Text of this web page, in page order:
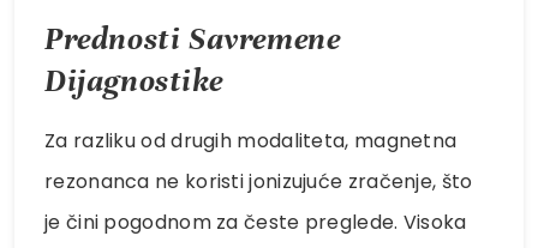
Prednosti Savremene
Dijagnostike
Za razliku od drugih modaliteta, magnetna
rezonanca ne koristi jonizujuće zračenje, što
je čini pogodnom za česte preglede. Visoka